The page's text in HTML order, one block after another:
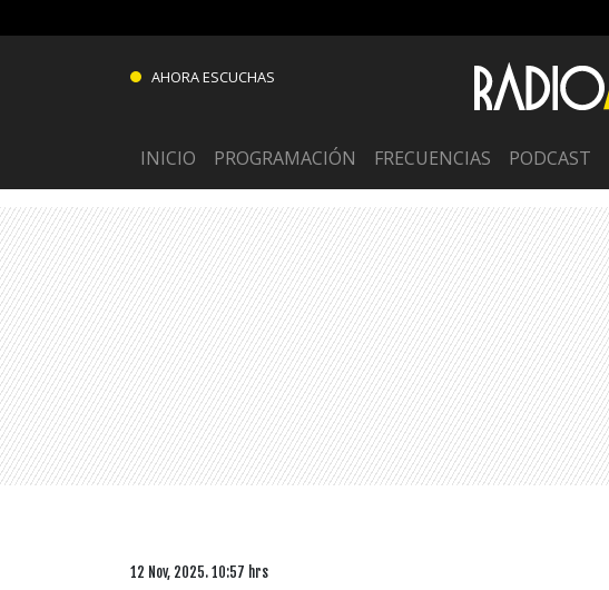
AHORA ESCUCHAS
INICIO PROGRAMACIÓN FRECUENCIAS PODCAST
12 Nov, 2025. 10:57 hrs